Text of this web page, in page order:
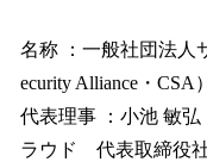
名称 ：一般社団法人
ecurity Alliance・CSA）
代表理事 ：小池 敏
ラウド 代表取締役社